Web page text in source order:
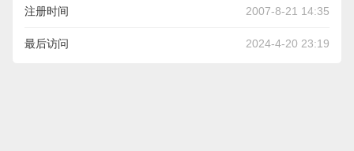
注册时间 2007-8-21 14:35
最后访问 2024-4-20 23:19